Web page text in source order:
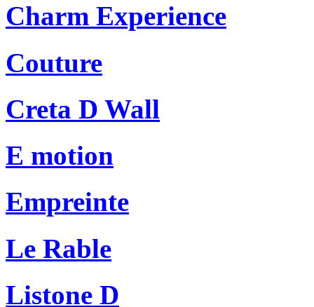
Charm Experience
Couture
Creta D Wall
E motion
Empreinte
Le Rable
Listone D